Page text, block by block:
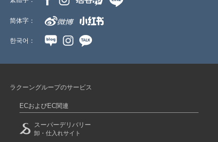
简体字：
한국어：
ラクーングループのサービス
ECおよびEC関連
スーパーデリバリー
卸・仕入れサイト